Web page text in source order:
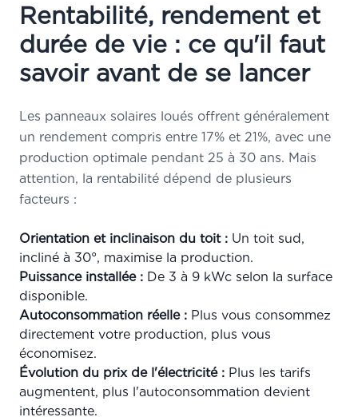
Rentabilité, rendement et
durée de vie : ce qu'il faut
savoir avant de se lancer
Les panneaux solaires loués offrent généralement
un rendement compris entre 17% et 21%, avec une
production optimale pendant 25 à 30 ans. Mais
attention, la rentabilité dépend de plusieurs
facteurs :
Orientation et inclinaison du toit : Un toit sud,
incliné à 30°, maximise la production.
Puissance installée : De 3 à 9 kWc selon la surface
disponible.
Autoconsommation réelle : Plus vous consommez
directement votre production, plus vous
économisez.
Évolution du prix de l'électricité : Plus les tarifs
augmentent, plus l'autoconsommation devient
intéressante.